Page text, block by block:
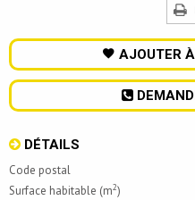
AJOUTER
DÉTAILS
Code postal
Surface habitable (m2)